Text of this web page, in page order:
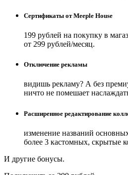
Сертификаты от Meeple House
199 рублей на покупку в
от 299 рублей/месяц.
Отключение рекламы
видишь рекламу? А без
ничто не помешает
Расширенное редактирование
изменение названий
более 3 кастомных, скрытые
И другие бонусы.